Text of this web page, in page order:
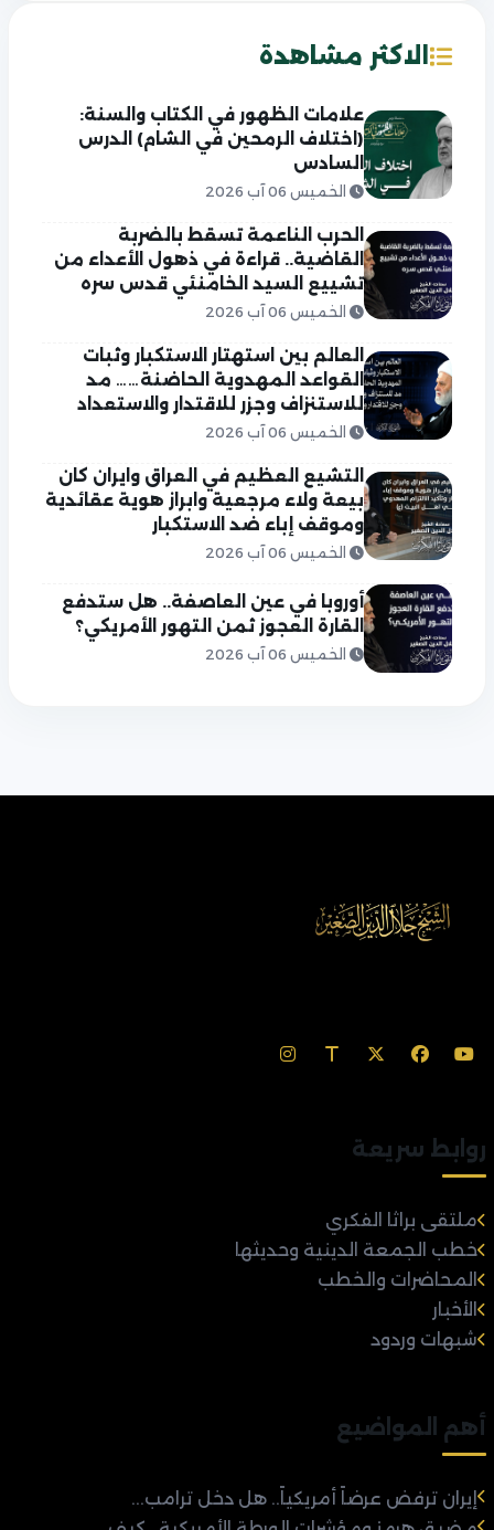
الاكثر مشاهدة
علامات الظهور في الكتاب والسنة:
(اختلاف الرمحين في الشام) الدرس
السادس
الخميس 06 آب 2026
الحرب الناعمة تسقط بالضربة
القاضية.. قراءة في ذهول الأعداء من
تشييع السيد الخامنئي قدس سره
الخميس 06 آب 2026
العالم بين استهتار الاستكبار وثبات
القواعد المهدوية الحاضنة…… مد
للاستنزاف وجزر للاقتدار والاستعداد
الخميس 06 آب 2026
التشيع العظيم في العراق وايران كان
بيعة ولاء مرجعية وابراز هوية عقائدية
وموقف إباء ضد الاستكبار
الخميس 06 آب 2026
أوروبا في عين العاصفة.. هل ستدفع
القارة العجوز ثمن التهور الأمريكي؟
الخميس 06 آب 2026
روابط سريعة
ملتقى براثا الفكري
خطب الجمعة الدينية وحديثها
المحاضرات والخطب
الأخبار
شبهات وردود
أهم المواضيع
إيران ترفض عرضاً أمريكياً.. هل دخل ترامب...